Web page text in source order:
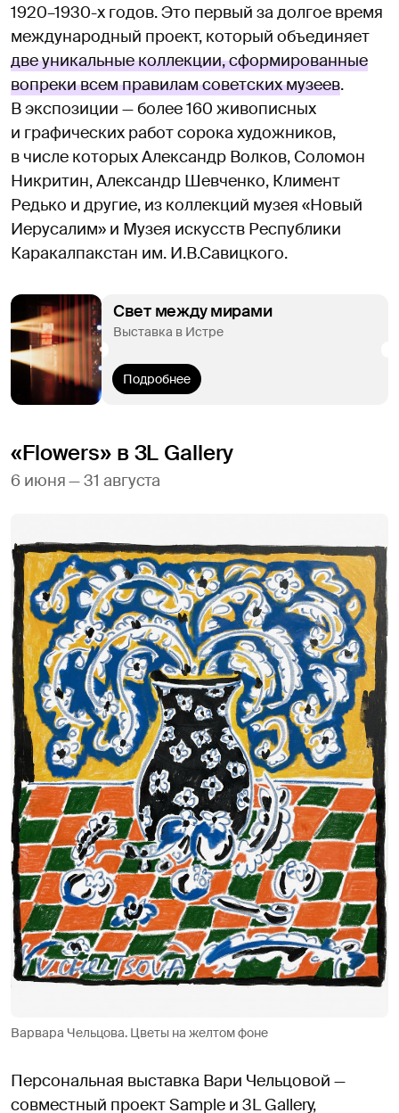
1920–1930-х годов. Это первый за долгое время
международный проект, который объединяет
две уникальные коллекции, сформированные
вопреки всем правилам советских музеев.
В экспозиции — более 160 живописных
и графических работ сорока художников,
в числе которых Александр Волков, Соломон
Никритин, Александр Шевченко, Климент
Редько и другие, из коллекций музея «Новый
Иерусалим» и Музея искусств Республики
Каракалпакстан им. И.В.Савицкого.
Свет между мирами
Выставка в Истре
Подробнее
«Flowers» в 3L Gallery
6 июня — 31 августа
Варвара Чельцова. Цветы на желтом фоне
Персональная выставка Вари Чельцовой —
совместный проект Sample и 3L Gallery,